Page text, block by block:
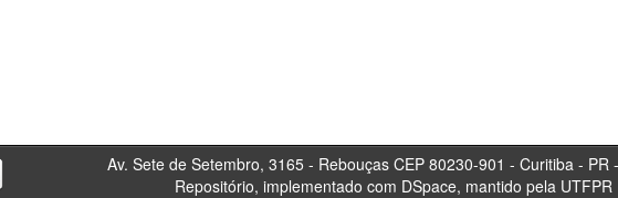
Av. Sete de Setembro, 3165 - Rebouças CEP 80230-901 -
Repositório, implementado com DSpace, mantido pela UTFPR